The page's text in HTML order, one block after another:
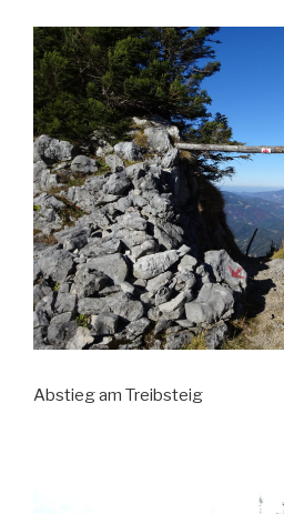
Abstieg am Treibsteig